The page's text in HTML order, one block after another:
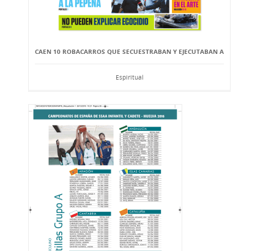
CAEN 10 ROBACARROS QUE SECUESTRABAN Y EJECUTABAN A
Espiritual